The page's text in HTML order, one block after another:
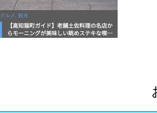
グルメ, 観光
【高知猫町ガイド】老舗土佐料理の名店か
らモーニングが美味しい眺めステキな喫茶